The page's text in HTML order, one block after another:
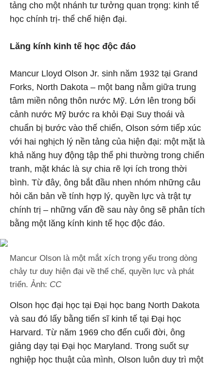
tảng cho một nhánh tư tưởng quan trọng: kinh tế
học chính trị- thể chế hiện đại.
Lăng kính kinh tế học độc đáo
Mancur Lloyd Olson Jr. sinh năm 1932 tại Grand
Forks, North Dakota – một bang nằm giữa trung
tâm miền nông thôn nước Mỹ. Lớn lên trong bối
cảnh nước Mỹ bước ra khỏi Đại Suy thoái và
chuẩn bị bước vào thế chiến, Olson sớm tiếp xúc
với hai nghịch lý nền tảng của hiện đại: một mặt là
khả năng huy động tập thể phi thường trong chiến
tranh, mặt khác là sự chia rẽ lợi ích trong thời
bình. Từ đây, ông bắt đầu nhen nhóm những câu
hỏi căn bản về tính hợp lý, quyền lực và trật tự
chính trị – những vấn đề sau này ông sẽ phân tích
bằng một lăng kính kinh tế học độc đáo.
Mancur Olson là một mắt xích trọng yếu trong dòng
chảy tư duy hiện đại về thể chế, quyền lực và phát
triển. Ảnh: CC
Olson học đại học tại Đại học bang North Dakota
và sau đó lấy bằng tiến sĩ kinh tế tại Đại học
Harvard. Từ năm 1969 cho đến cuối đời, ông
giảng dạy tại Đại học Maryland. Trong suốt sự
nghiệp học thuật của mình, Olson luôn duy trì một